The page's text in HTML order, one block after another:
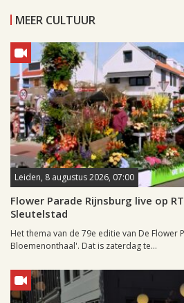
MEER CULTUUR
Leiden, 8 augustus 2026, 07:00
Flower Parade Rijnsburg live op
Sleutelstad
Het thema van de 79e editie van De Flower
Bloemenonthaal'. Dat is zaterdag te...